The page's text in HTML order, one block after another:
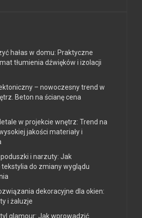
hałas w domu: Praktyczne
tłumienia dźwięków i izolacji
– nowoczesny trend w
Beton na ścianę cena
w projekcie wnętrz: Trend na
jakości materiały i
i narzuty: Jak
do zmiany wyglądu
dekoracyjne dla okien:
i żaluzje
glamour: Jak wprowadzić